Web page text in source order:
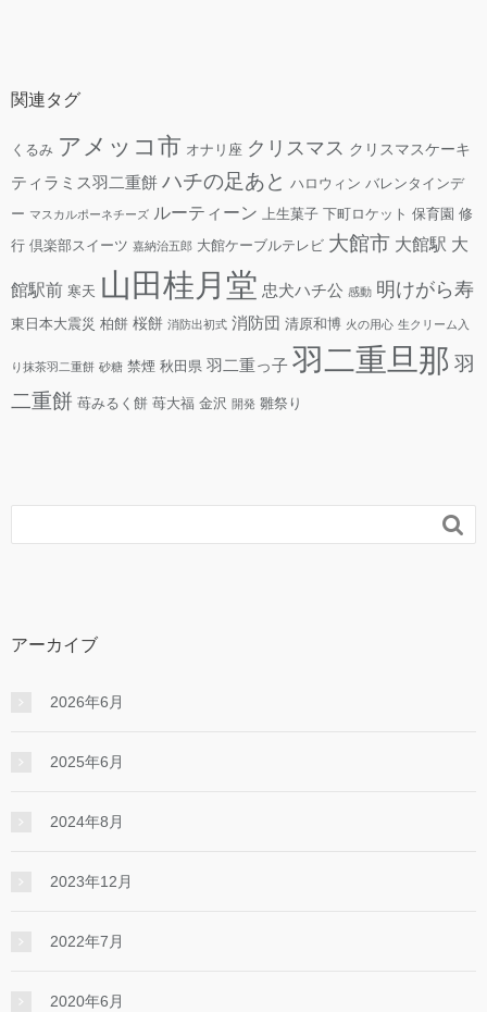
関連タグ
くるみ アメッコ市 オナリ座 クリスマス クリスマスケーキ
ティラミス羽二重餅 ハチの足あと ハロウィン バレンタインデ
ー マスカルポーネチーズ ルーティーン 上生菓子 下町ロケット 保育園 修
行 倶楽部スイーツ 嘉納治五郎 大館ケーブルテレビ 大館市 大館駅 大
館駅前 寒天 山田桂月堂 忠犬ハチ公 感動 明けがら寿
東日本大震災 柏餅 桜餅 消防出初式 消防団 清原和博 火の用心 生クリーム入
り抹茶羽二重餅 砂糖 禁煙 秋田県 羽二重っ子 羽二重旦那 羽
二重餅 苺みるく餅 苺大福 金沢 開発 雛祭り

アーカイブ
2026年6月
2025年6月
2024年8月
2023年12月
2022年7月
2020年6月